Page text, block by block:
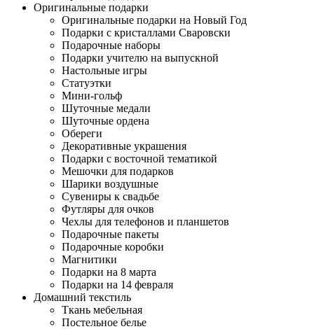
Оригинальные подарки
Оригинальные подарки на Новый Год
Подарки с кристаллами Сваровски
Подарочные наборы
Подарки учителю на выпускной
Настольные игры
Статуэтки
Мини-гольф
Шуточные медали
Шуточные ордена
Обереги
Декоративные украшения
Подарки с восточной тематикой
Мешочки для подарков
Шарики воздушные
Сувениры к свадьбе
Футляры для очков
Чехлы для телефонов и планшетов
Подарочные пакеты
Подарочные коробки
Магнитики
Подарки на 8 марта
Подарки на 14 февраля
Домашний текстиль
Ткань мебельная
Постельное белье